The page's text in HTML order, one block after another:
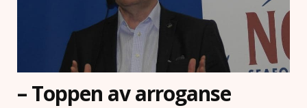
– Toppen av arroganse